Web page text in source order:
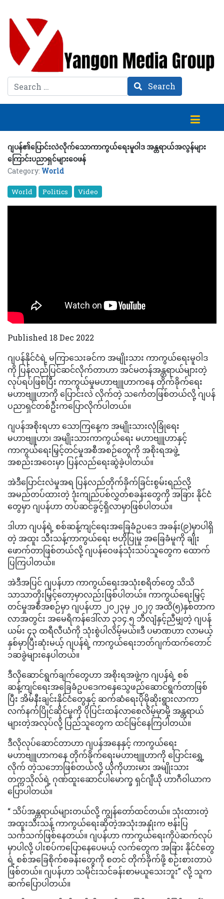
Search Search
ဂျပန်၏ပြောင်းလဲလိုက်သောကာကွယ်ရေးမူဝါဒ အန္တရာယ်အလွန်များ
ကြောင်းပညာရှင်များဝေဖန်
Category: World
World Politics Video
Published 18 Dec 2022
ဂျပန်နိုင်ငံရဲ့ မကြာသေးခင်က အမျိုးသား ကာကွယ်ရေးမူဝါဒ
ကို ပြန်လည်ပြင်ဆင်လိုက်တာဟာ အင်မတန်အန္တရာယ်များတဲ့
လုပ်ရပ်ဖြစ်ပြီး ကာကွယ်မှုမဟာဗျူဟာကနေ တိုက်ခိုက်ရေး
မဟာဗျူဟာကို ပြောင်းလဲ လိုက်တဲ့ သင်္ကေတဖြစ်တယ်လို့ ဂျပန်
ပညာရှင်တစ်ဦးကပြောလိုက်ပါတယ်။
ဂျပန်အစိုးရဟာ သောကြနေ့က အမျိုးသားလုံခြုံရေး
မဟာဗျူဟာ၊ အမျိုးသားကာကွယ်ရေး မဟာဗျူဟာနှင့်
ကာကွယ်ရေးမြှင့်တင်မှုအစီအစဉ်တွေကို အစိုးရအဖွဲ့
အစည်းအဝေးမှာ ပြန်လည်ရေးဆွဲခဲ့ပါတယ်။
အဲဒီပြောင်းလဲမှုအရ ပြန်လည်တိုက်ခိုက်ခြင်းစွမ်းရည်လို့
အမည်တပ်ထားတဲ့ ဒုံးကျည်ပစ်လွှတ်စခန်းတွေကို အခြား နိုင်ငံ
တွေမှာ ဂျပန်ဟာ တပ်ဆင်ခွင့်ရှိလာမှာဖြစ်ပါတယ်။
ဒါဟာ ဂျပန်ရဲ့ စစ်ဆန့်ကျင်ရေးအခြေခံဥပဒေ အခန်း(၉)မှာပါရှိ
တဲ့ အထူး သီးသန့်ကာကွယ်ရေး ဗဟိုပြုမှု အခြေခံမူကို ချိုး
ဖောက်တာဖြစ်တယ်လို့ ဂျပန်ဝေဖန်သုံးသပ်သူတွေက ထောက်
ပြကြပါတယ်။
အဲဒီအပြင် ဂျပန်ဟာ ကာကွယ်ရေးအသုံးစရိတ်တွေ သိသိ
သာသာတိုးမြှင့်တော့မှာလည်းဖြစ်ပါတယ်။ ကာကွယ်ရေးမြှင့်
တင်မှုအစီအစဉ်မှာ ဂျပန်ဟာ ၂၀၂၃မှ ၂၀၂၇ အထိ(၅)နှစ်တာက
လာအတွင်း အမေရိကန်ဒေါ်လာ ၃၁၄.၅ ဘီလျံနှင့်ညီမျှတဲ့ ဂျပန်
ယမ်း ၄၃ ထရီလီယံကို သုံးစွဲပါလိမ့်မယ်။ဒီ ပမာဏဟာ လာမယ့်
နှစ်မှာပြီးဆုံးမယ့် ဂျပန်ရဲ့ ကာကွယ်ရေးဘတ်ဂျက်ထက်တောင်
၁ဆခွဲများနေပါတယ်။
ဒီလိုဆောင်ရွက်ချက်တွေဟာ အစိုးရအဖွဲ့က ဂျပန်ရဲ့ စစ်
ဆန့်ကျင်ရေးအခြေခံဥပဒေကနေသွေဖည်ဆောင်ရွက်တာဖြစ်
ပြီး အိမ်နီးချင်းနိုင်ငံတွေနှင့် ဆက်ဆံရေးပိုမိုဆိုးရွားလာကာ
လက်နက်ပြိုင်ဆိုင်မှုကို ပိုပြင်းထန်လာစေလိမ့်မှာမို့ အန္တရာယ်
များတဲ့အလုပ်လို့ ပြည်သူတွေက ထင်မြင်နေကြပါတယ်။
ဒီလိုလုပ်ဆောင်တာဟာ ဂျပန်အနေနှင့် ကာကွယ်ရေး
မဟာဗျူဟာကနေ တိုက်ခိုက်ရေးမဟာဗျူဟာကို ပြောင်းရွှေ့
လိုက် တဲ့သဘောဖြစ်တယ်လို့ ယိုကိုဟားမား အမျိုးသား
တက္ကသိုလ်ရဲ့ ဂုဏ်ထူးဆောင်ပါမောက္ခ ရှင်ဂျီယို ဟာဂီဝါယာက
ပြောပါတယ်။
“ သိပ်အန္တရာယ်များတယ်လို့ ကျွန်တော်ထင်တယ်။ သုံးထားတဲ့
အထူးသီးသန့် ကာကွယ်ရေးဆိုတဲ့အသုံးအနှုံးက ဗန်းပြ
သက်သက်ဖြစ်နေတယ်။ ဂျပန်ဟာ ကာကွယ်ရေးကိုပဲဆက်လုပ်
မှာပါလို့ ပါးစပ်ကပြောနေပေမယ့် လက်တွေက အခြား နိုင်ငံတွေ
ရဲ့ စစ်အခြေစိုက်စခန်းတွေကို စတင် တိုက်ခိုက်ဖို့ စဉ်းစားတာပဲ
ဖြစ်တယ်။ ဂျပန်ဟာ သမိုင်းသင်ခန်းစာမယူသေးဘူး” လို့ သူက
ဆက်ပြောပါတယ်။